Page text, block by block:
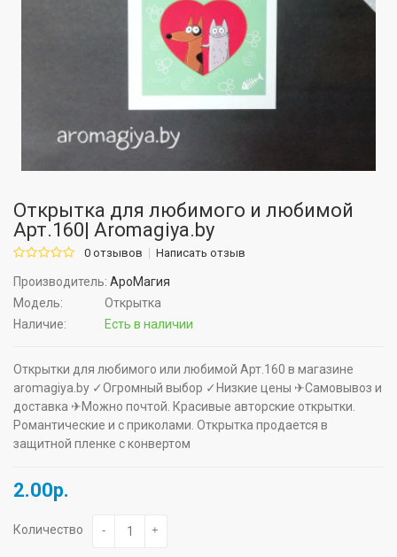
Открытка для любимого и любимой
Арт.160| Aromagiya.by
0 отзывов Написать отзыв
Производитель: АроМагия
Модель:
Открытка
Наличие:
Есть в наличии
Открытки для любимого или любимой Арт.160 в магазине
aromagiya.by ✓Огромный выбор ✓Низкие цены ✈Самовывоз и
доставка ✈Можно почтой. Красивые авторские открытки.
Романтические и с приколами. Открытка продается в
защитной пленке с конвертом
2.00р.
Количество - +